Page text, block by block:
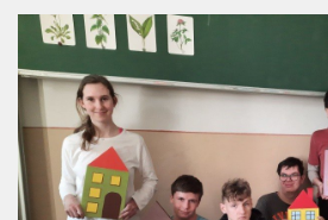
Úvod
Organizace školního roku
Úřední deska
Naše škola